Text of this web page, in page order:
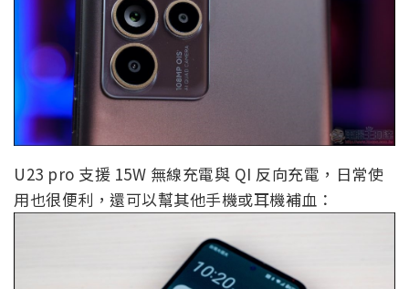
U23 pro 支援 15W 無線充電與 QI 反向充電，日常使
用也很便利，還可以幫其他手機或耳機補血：